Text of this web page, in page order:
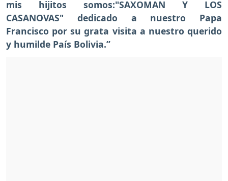
mis hijitos somos:"SAXOMAN Y LOS
CASANOVAS" dedicado a nuestro Papa
Francisco por su grata visita a nuestro querido
y humilde País Bolivia.”